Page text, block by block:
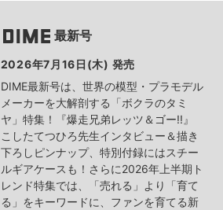
最新号
2026年7月16日(木) 発売
DIME最新号は、世界の模型・プラモデル
メーカーを大解剖する「ボクラのタミ
ヤ」特集！『爆走兄弟レッツ＆ゴー!!』
こしたてつひろ先生インタビュー＆描き
下ろしピンナップ、特別付録にはスチー
ルギアケースも！さらに2026年上半期ト
レンド特集では、「売れる」より「育て
る」をキーワードに、ファンを育てる新